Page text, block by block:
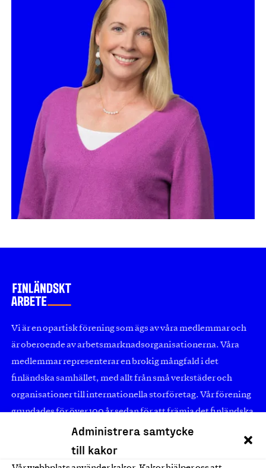
Administrera samtycke
till kakor
Vi är en opartisk förening som ägs av våra medlemmar och
är oberoende av arbetsmarknadsorganisationerna. Våra
medlemmar representerar en brokig mångfald i det
finländska samhället, med allt från små verkstäder och
organisationer till internationella storföretag. Vår förening
grundades för över 100 år sedan för att främja det finländska
arbetet och den finländska industrin samt för att öka
stoltheten över det inhemska kunnandet. Vi tror